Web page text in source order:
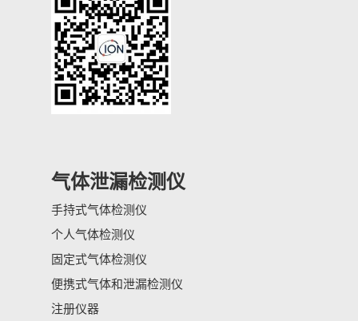
气体泄漏检测仪
手持式气体检测仪
个人气体检测仪
固定式气体检测仪
便携式气体和泄漏检测仪
注册仪器